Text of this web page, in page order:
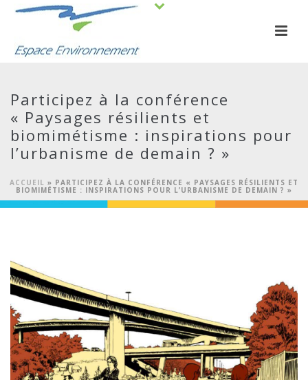
Participez à la conférence
« Paysages résilients et
biomimétisme : inspirations pour
l’urbanisme de demain ? »
ACCUEIL » PARTICIPEZ À LA CONFÉRENCE « PAYSAGES RÉSILIENTS ET
BIOMIMÉTISME : INSPIRATIONS POUR L’URBANISME DE DEMAIN ? »